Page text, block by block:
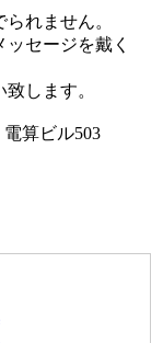
れません。
セージを戴く
します。
算ビル503